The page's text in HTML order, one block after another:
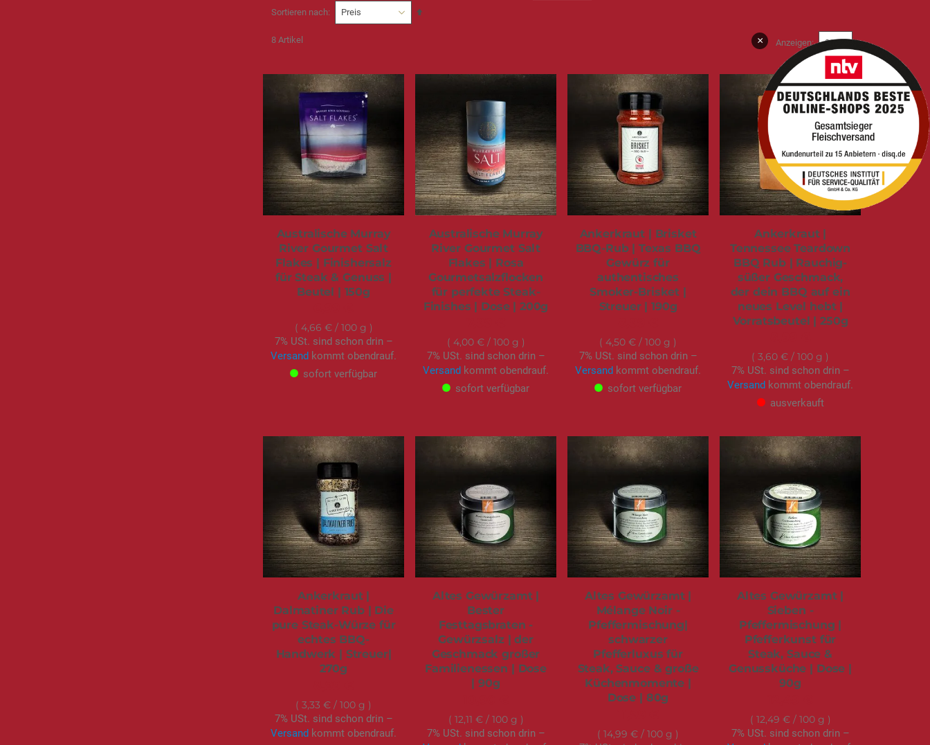
Sortieren nach
8 Artikel Anzeigen
Australische Murray
River Gourmet Salt
Flakes | Finishersalz
für Steak & Genuss |
Beutel | 150g
4,66 €/ 100 g
7% USt. sind schon drin –
Versand kommt obendrauf.
sofort verfügbar
Australische Murray
River Gourmet Salt
Flakes | Rosa
Gourmetsalzflocken
für perfekte Steak-
Finishes | Dose | 200g
4,00 €/ 100 g
7% USt. sind schon drin –
Versand kommt obendrauf.
sofort verfügbar
Ankerkraut | Brisket
BBQ-Rub | Texas BBQ
Gewürz für
authentisches
Smoker-Brisket |
Streuer | 190g
4,50 € / 100 g
7% USt. sind schon drin –
Versand kommt obendrauf.
sofort verfügbar
Ankerkraut |
Tennessee Teardown
BBQ Rub | Rauchig-
süßer Geschmack,
der dein BBQ auf ein
neues Level hebt |
Vorratsbeutel | 250g
3,60 € / 100 g
7% USt. sind schon drin –
Versand kommt obendrauf.
ausverkauft
Ankerkraut |
Dalmatiner Rub | Die
pure Steak-Würze für
echtes BBQ-
Handwerk | Streuer|
270g
3,33 € / 100 g
7% USt. sind schon drin –
Versand kommt obendrauf.
Altes Gewürzamt |
Bester
Festtagsbraten -
Gewürzsalz | der
Geschmack großer
Familienessen | Dose
| 90g
12,11 €/ 100 g
7% USt. sind schon drin –
Altes Gewürzamt |
Mélange Noir -
Pfeffermischung|
schwarzer
Pfefferluxus für
Steak, Sauce & große
Küchenmomente |
Dose | 80g
14,99 € / 100 g
Altes Gewürzamt |
Sieben -
Pfeffermischung |
Pfefferkunst für
Steak, Sauce &
Genussküche | Dose |
90g
12,49 €/ 100 g
7% USt. sind schon drin –
×